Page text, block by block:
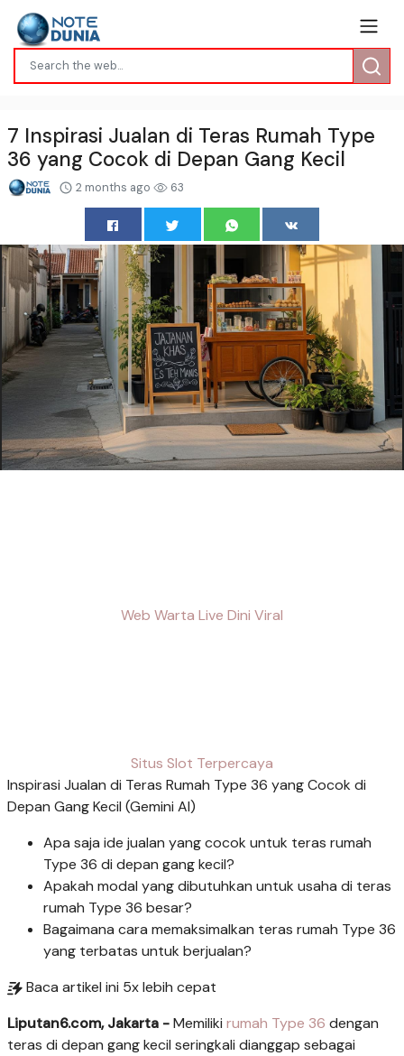
7 Inspirasi Jualan di Teras Rumah Type
36 yang Cocok di Depan Gang Kecil
2 months ago 63
Web Warta Live Dini Viral
Situs Slot Terpercaya
Inspirasi Jualan di Teras Rumah Type 36 yang Cocok di
Depan Gang Kecil (Gemini AI)
Apa saja ide jualan yang cocok untuk teras rumah
Type 36 di depan gang kecil?
Apakah modal yang dibutuhkan untuk usaha di teras
rumah Type 36 besar?
Bagaimana cara memaksimalkan teras rumah Type 36
yang terbatas untuk berjualan?
Baca artikel ini 5x lebih cepat
Liputan6.com, Jakarta -Memiliki rumah Type 36 dengan
teras di depan gang kecil seringkali dianggap sebagai